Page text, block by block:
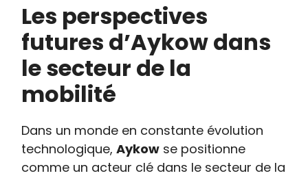
Les perspectives
futures d’Aykow dans
le secteur de la
mobilité
Dans un monde en constante évolution
technologique,Aykow se positionne
comme un acteur clé dans le secteur de la